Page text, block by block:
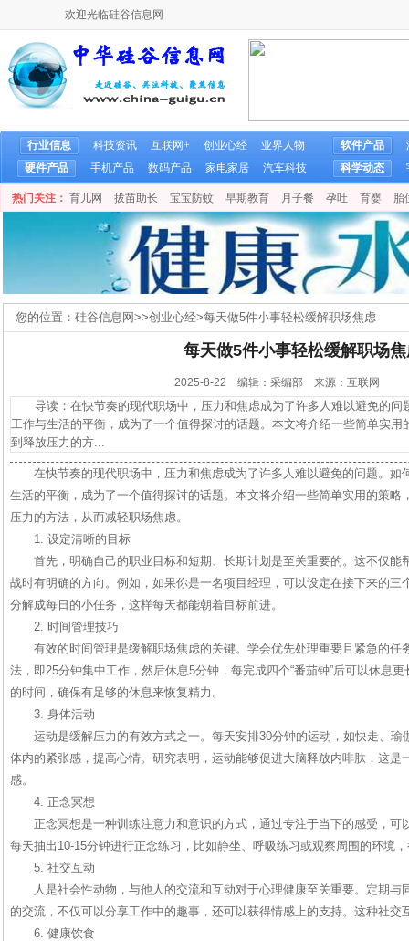
欢迎光临硅谷信息网
行业信息 科技资讯 互联网+ 创业心经
业界人物
硬件产品
手机产品 数码产品 家电家居 汽车科技
软件产品
科学动态
热门关注： 育儿网 拔苗助长 宝宝防蚊 早期教育 月子餐 孕吐 育婴 胎
您的位置： 硅谷信息网>>创业心经>每天做5件小事轻松缓解职场焦虑
每天做5件小事轻松缓解职场焦
2025-8-22 编辑：采编部 来源：互联网
导读：在快节奏的现代职场中，压力和焦虑成为了许多人难以避免的问
工作与生活的平衡，成为了一个值得探讨的话题。本文将介绍一些简单实
到释放压力的方...
在快节奏的现代职场中，压力和焦虑成为了许多人难以避免的问题。如
生活的平衡，成为了一个值得探讨的话题。本文将介绍一些简单实用的策略
压力的方法，从而减轻职场焦虑。
1. 设定清晰的目标
首先，明确自己的职业目标和短期、长期计划是至关重要的。这不仅能
战时有明确的方向。例如，如果你是一名项目经理，可以设定在接下来的三
分解成每日的小任务，这样每天都能朝着目标前进。
2. 时间管理技巧
有效的时间管理是缓解职场焦虑的关键。学会优先处理重要且紧急的任
法，即25分钟集中工作，然后休息5分钟，每完成四个“番茄钟”后可以休息
的时间，确保有足够的休息来恢复精力。
3. 身体活动
运动是缓解压力的有效方式之一。每天安排30分钟的运动，如快走、
体内的紧张感，提高心情。研究表明，运动能够促进大脑释放内啡肽，这是
感。
4. 正念冥想
正念冥想是一种训练注意力和意识的方式，通过专注于当下的感受，可
每天抽出10-15分钟进行正念练习，比如静坐、呼吸练习或观察周围的环境
5. 社交互动
人是社会性动物，与他人的交流和互动对于心理健康至关重要。定期与
的交流，不仅可以分享工作中的趣事，还可以获得情感上的支持。这种社交
6. 健康饮食